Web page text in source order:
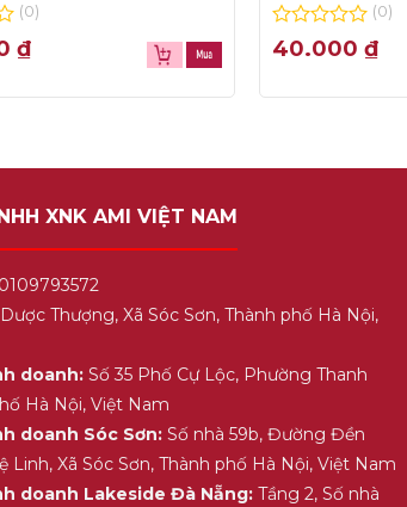
(0)
₫
0
out
5
(0)
40.000₫
XNK AMI VIỆT NAM
0109793572
Thượng, Xã Sóc Sơn, Thành phố Hà Nội,
doanh: Số 35 Phố Cự Lộc, Phường Thanh
Hà Nội, Việt Nam
doanh Sóc Sơn: Số nhà 59b, Đường Đền
Linh, Xã Sóc Sơn, Thành phố Hà Nội, Việt Nam
doanh Lakeside Đà Nẵng: Tầng 2, Số nhà